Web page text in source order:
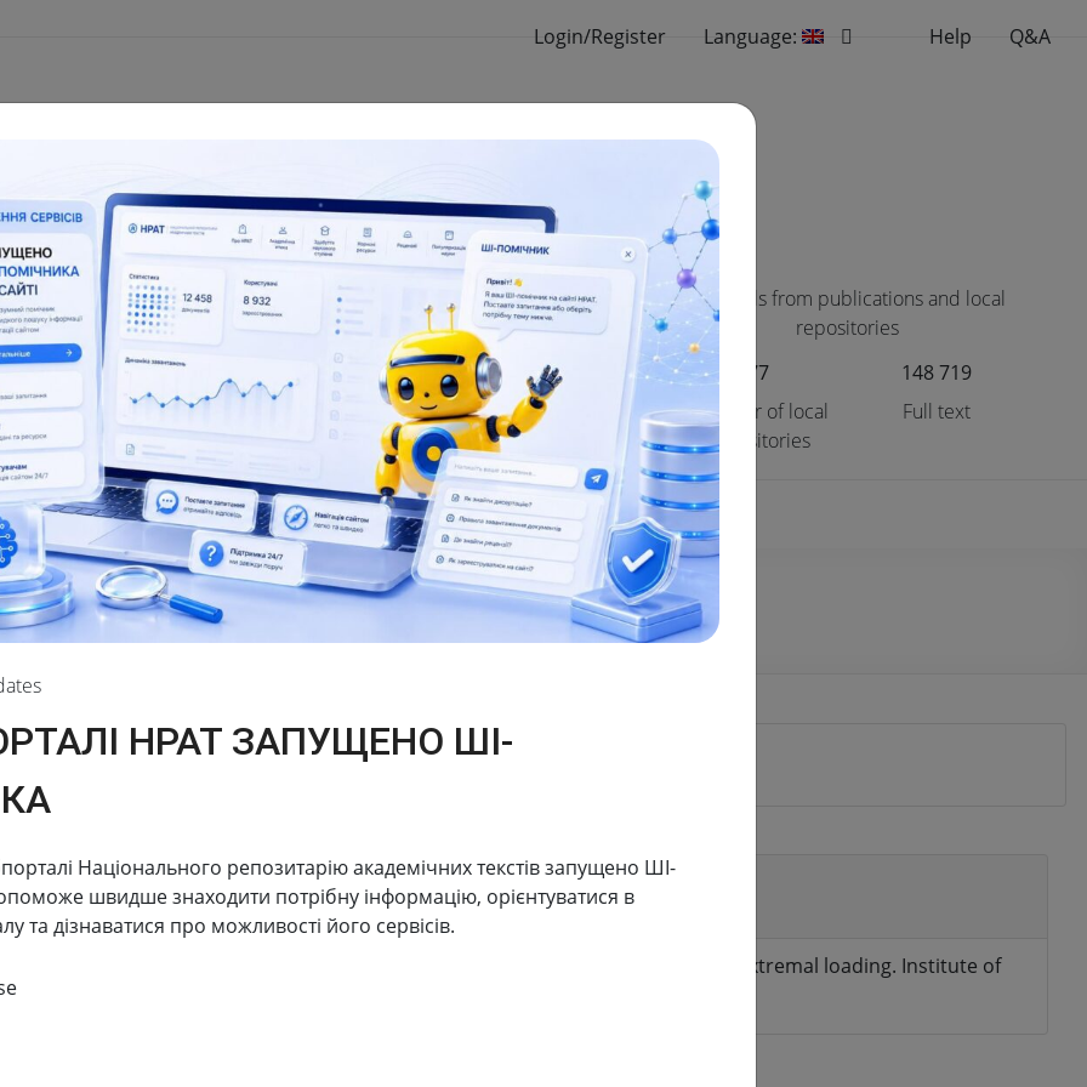
Login/Register Language: Help Q&A
The NRAT database:
in the field of scientific and
and technical activities
155
138 083
Full text
Dissertations for obtaining scientific
degrees and abstracts
181 945
Total number
173 174
Full text
Materials from publications and local
repositories
77
Number of local
repositories
148 719
Full text
resources Reviews Popularization of science Scientific data
mechanical characteristics for exploitation in wide temperature
mechanical characteristics for exploitation in wide temperature range at extremal loading. Institute of
of Sciences of Ukraine. №
НРАТ ЗАПУЩЕНО ШІ-
Національного репозитарію академічних текстів запущено ШІ-
швидше знаходити потрібну інформацію, орієнтуватися в
та дізнаватися про можливості його сервісів.